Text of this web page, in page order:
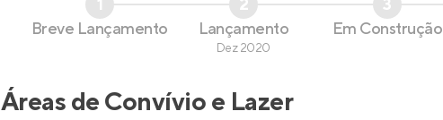
1
Breve Lançamento
2
Lançamento
Dez 2020
3
Em Construção
Áreas de Convívio e Lazer